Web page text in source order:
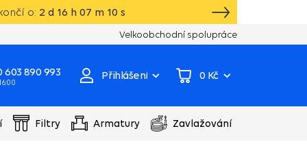
o: 2 d 16 h 07 m 09 s
Vlastní sklad, výroba, servisní centrum
Velkoobchodní spolupráce
603 890 993 Přihlášení 0 Kč
Filtry Armatury Zavlažování